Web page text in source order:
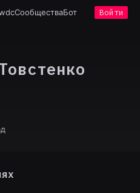
СообществаБот Войти